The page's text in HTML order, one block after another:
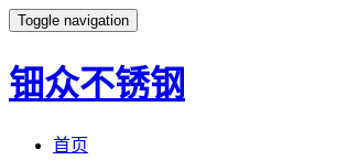
Toggle navigation
钿众不锈钢
首页